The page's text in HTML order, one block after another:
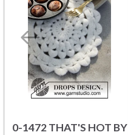
0-1472 THAT'S HOT BY